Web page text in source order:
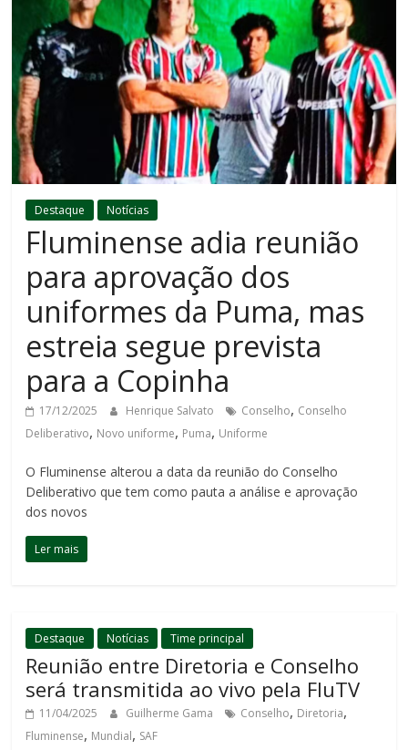
Destaque Notícias
Fluminense adia reunião
para aprovação dos
uniformes da Puma, mas
estreia segue prevista
para a Copinha
17/12/2025 Henrique Salvato Conselho, Conselho
Deliberativo, Novo uniforme, Puma, Uniforme
O Fluminense alterou a data da reunião do Conselho
Deliberativo que tem como pauta a análise e aprovação
dos novos
Ler mais
Destaque Notícias Time principal
Reunião entre Diretoria e Conselho
será transmitida ao vivo pela FluTV
11/04/2025 Guilherme Gama Conselho, Diretoria,
Fluminense, Mundial, SAF